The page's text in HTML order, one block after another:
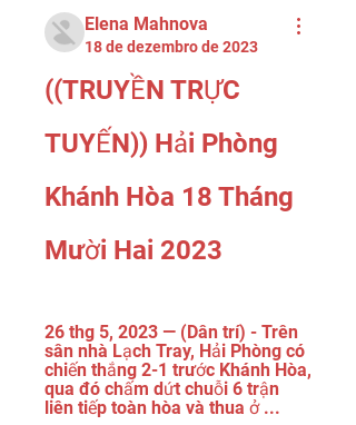
Elena Mahnova
18 de dezembro de 2023
((TRUYỀN TRỰC
TUYẾN)) Hải Phòng
Khánh Hòa 18 Tháng
Mười Hai 2023
26 thg 5, 2023 — (Dân trí) - Trên
sân nhà Lạch Tray, Hải Phòng có
chiến thắng 2-1 trước Khánh Hòa,
qua đó chấm dứt chuỗi 6 trận
liên tiếp toàn hòa và thua ở ...